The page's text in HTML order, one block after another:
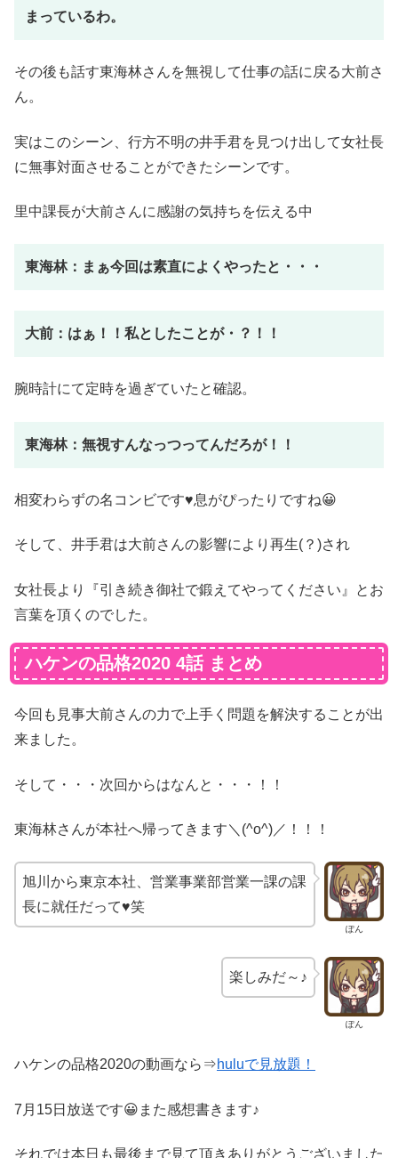
まっているわ。
その後も話す東海林さんを無視して仕事の話に戻る大前さ
ん。
実はこのシーン、行方不明の井手君を見つけ出して女社長
に無事対面させることができたシーンです。
里中課長が大前さんに感謝の気持ちを伝える中
東海林：まぁ今回は素直によくやったと・・・
大前：はぁ！！私としたことが・？！！
腕時計にて定時を過ぎていたと確認。
東海林：無視すんなっつってんだろが！！
相変わらずの名コンビです♥息がぴったりですね😀
そして、井手君は大前さんの影響により再生(？)され
女社長より『引き続き御社で鍛えてやってください』とお
言葉を頂くのでした。
ハケンの品格2020 4話 まとめ
今回も見事大前さんの力で上手く問題を解決することが出
来ました。
そして・・・次回からはなんと・・・！！
東海林さんが本社へ帰ってきます＼(^o^)／！！！
ぽん
旭川から東京本社、営業事業部営業一課の課
長に就任だって♥笑
ぽん
楽しみだ～♪
ハケンの品格2020の動画なら⇒huluで見放題！
7月15日放送です😀また感想書きます♪
それでは本日も最後まで見て頂きありがとうございました